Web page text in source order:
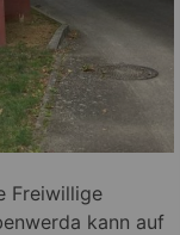
Freiwillige
kann auf